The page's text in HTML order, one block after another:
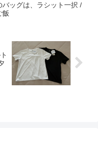
バッグは、ラシット一択 /
飯